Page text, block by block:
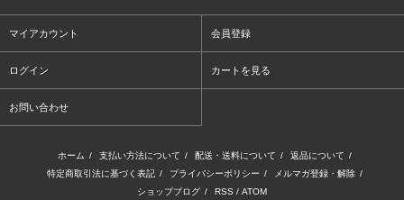
マイアカウント 会員登録
ログイン カートを見る
お問い合わせ
ホーム / 支払い方法について / 配送・送料について / 返品について /
特定商取引法に基づく表記 / プライバシーポリシー / メルマガ登録・解除 /
ショップブログ / RSS / ATOM